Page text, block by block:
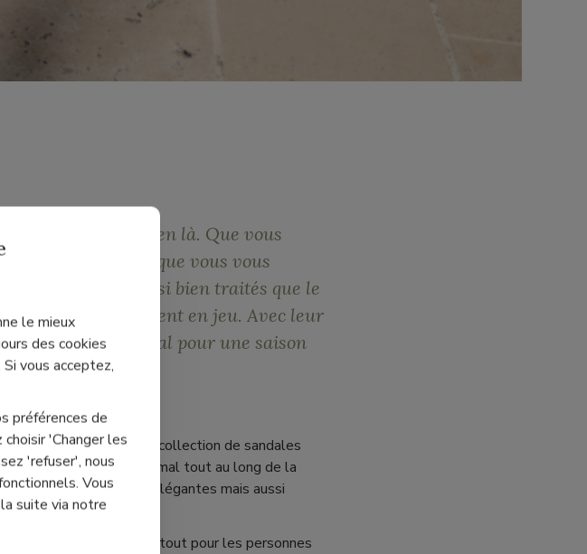
d'été est bien là. Que vous
en ville ou que vous vous
d’être aussi bien traités que le
Gabor entrent en jeu. Avec leur
sont l'allié idéal pour une saison
ses chaussures, et sa collection de sandales
offrir un soutien optimal tout au long de la
non seulement élégantes mais aussi
, un véritable atout pour les personnes
le mieux
des cookies
vous acceptez,
préférences de
'Changer les
'refuser', nous
Vous
suite via notre